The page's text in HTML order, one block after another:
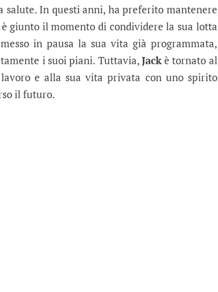
salute. In questi anni, ha preferito mantenere
giunto il momento di condividere la sua lotta
in pausa la sua vita già programmata,
i suoi piani. Tuttavia,Jackè tornato al
lavoro e alla sua vita privata con uno spirito
il futuro.